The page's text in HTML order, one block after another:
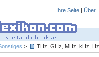
Ihre Seite | Über...
> THz, GHz, MHz, kHz, Hz